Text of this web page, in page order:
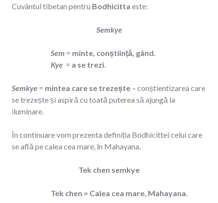
Cuvântul tibetan pentru Bodhicitta este:
Semkye
Sem = minte, conștiință, gând.
Kye = a se trezi.
Semkye = mintea care se trezește – conștientizarea care
se trezește și aspiră cu toată puterea să ajungă la
iluminare.
În continuare vom prezenta definiția Bodhicittei celui care
se află pe calea cea mare, în Mahayana.
Tek chen semkye
Tek chen = Calea cea mare, Mahayana.